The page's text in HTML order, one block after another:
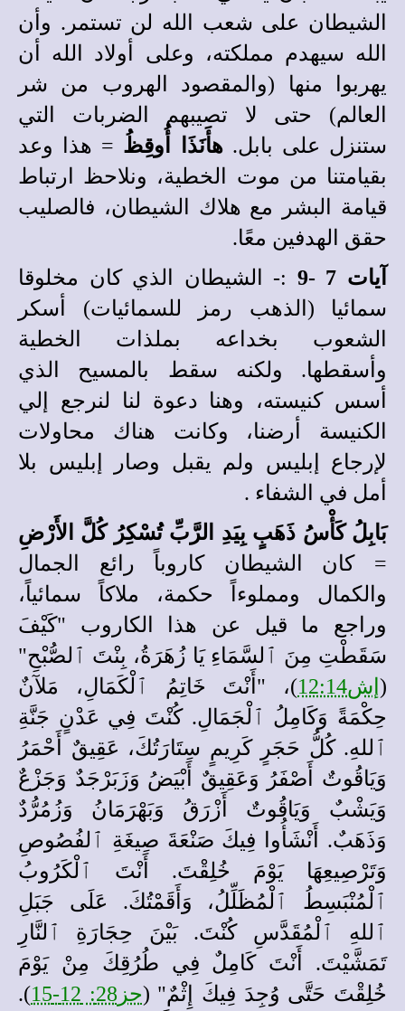
الشيطان على شعب الله لن تستمر. وأن
الله سيهدم مملكته، وعلى أولاد الله أن
يهربوا منها (والمقصود الهروب من شر
العالم) حتى لا تصيبهم الضربات التي
ستنزل على بابل.هأَنَذَا أُوقِظُ = هذا وعد
بقيامتنا من موت الخطية، ونلاحظ ارتباط
قيامة البشر مع هلاك الشيطان، فالصليب
حقق الهدفين معًا.
آيات 7 -9
:- الشيطان الذي كان مخلوقا
سمائيا (الذهب رمز للسمائيات) أسكر
الشعوب بخداعه بملذات الخطية
وأسقطها. ولكنه سقط بالمسيح الذي
أسس كنيسته، وهنا دعوة لنا لنرجع إلي
الكنيسة أرضنا، وكانت هناك محاولات
لإرجاع إبليس ولم يقبل وصار إبليس بلا
أمل في الشفاء .
بَابِلُ كَأْسُ ذَهَبٍ بِيَدِ الرَّبِّ تُسْكِرُ كُلَّ الأَرْضِ
= كان الشيطان كاروباً رائع الجمال
والكمال ومملوءاً حكمة، ملاكاً سمائياً،
وراجع ما قيل عن هذا الكاروب "كَيْفَ
سَقَطْتِ مِنَ ٱلسَّمَاءِ يَا زُهَرَةُ، بِنْتَ ٱلصُّبْحِ"
( إش12:14
)، "أَنْتَ خَاتِمُ ٱلْكَمَالِ، مَلآنٌ
حِكْمَةً وَكَامِلُ ٱلْجَمَالِ. كُنْتَ فِي عَدْنٍ جَنَّةِ
ٱللهِ. كُلُّ حَجَرٍ كَرِيمٍ سِتَارَتُكَ، عَقِيقٌ أَحْمَرُ
وَيَاقُوتٌ أَصْفَرُ وَعَقِيقٌ أَبْيَضُ وَزَبَرْجَدٌ وَجَزْعٌ
وَيَشْبٌ وَيَاقُوتٌ أَزْرَقُ وَبَهْرَمَانُ وَزُمُرُّدٌ
وَذَهَبٌ. أَنْشَأُوا فِيكَ صَنْعَةَ صِيغَةِ ٱلفُصُوصِ
وَتَرْصِيعِهَا يَوْمَ خُلِقْتَ. أَنْتَ ٱلْكَرُوبُ
ٱلْمُنْبَسِطُ ٱلْمُظَلِّلُ، وَأَقَمْتُكَ. عَلَى جَبَلِ
ٱللهِ ٱلْمُقَدَّسِ كُنْتَ. بَيْنَ حِجَارَةِ ٱلنَّارِ
تَمَشَّيْتَ. أَنْتَ كَامِلٌ فِي طُرُقِكَ مِنْ يَوْمَ
خُلِقْتَ حَتَّى وُجِدَ فِيكَ إِثْمٌ" (حز28: 12-15
).